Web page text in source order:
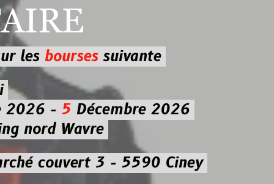
suivante
5Décembre 2026
Wavre
3 - 5590 Ciney